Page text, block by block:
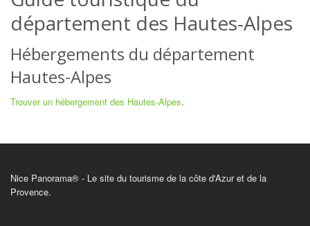
département des Hautes-Alpes
Hébergements du département
Hautes-Alpes
Trouver un hébergement des Hautes-Alpes.
Nice Panorama® - Le site du tourisme de la côte d'Azur et de la
Provence.